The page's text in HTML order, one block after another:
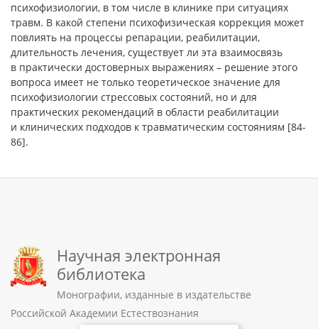
психофизиологии, в том числе в клинике при ситуациях
травм. В какой степени психофизическая коррекция может
повлиять на процессы репарации, реабилитации,
длительность лечения, существует ли эта взаимосвязь
в практически достоверных выражениях – решение этого
вопроса имеет не только теоретическое значение для
психофизиологии стрессовых состояний, но и для
практических рекомендаций в области реабилитации
и клинических подходов к травматическим состояниям [84-
86].
Научная электронная
библиотека
Монографии, изданные в издательстве
Российской Академии Естествознания